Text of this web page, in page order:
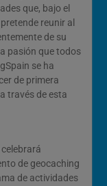
que, bajo el
reunir al
de su
pasión que todos
se ha
de primera
través de esta
de geocaching
de actividades